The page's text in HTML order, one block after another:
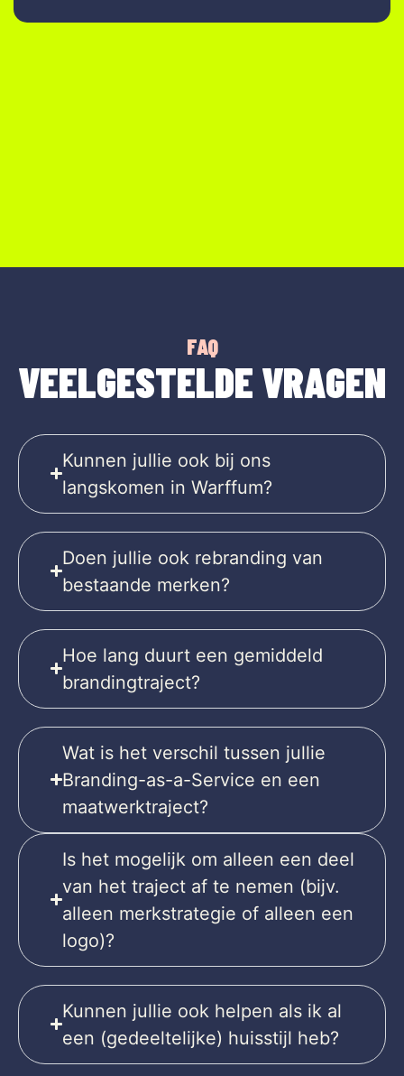
FAQ
VEELGESTELDE VRAGEN
Kunnen jullie ook bij ons
langskomen in Warffum?
Doen jullie ook rebranding van
bestaande merken?
Hoe lang duurt een gemiddeld
brandingtraject?
Wat is het verschil tussen jullie
Branding-as-a-Service en een
maatwerktraject?
Is het mogelijk om alleen een deel
van het traject af te nemen (bijv.
alleen merkstrategie of alleen een
logo)?
Kunnen jullie ook helpen als ik al
een (gedeeltelijke) huisstijl heb?